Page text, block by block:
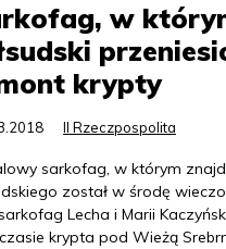
w
krypty
II Rzeczpospolita
sarkofag, w którym
został w środę
Lecha i Marii
krypta pod Wieżą